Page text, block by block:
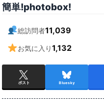
簡単ǃphotoboxǃ
総訪問者11,039
お気に入り1,132
ポスト Bluesky